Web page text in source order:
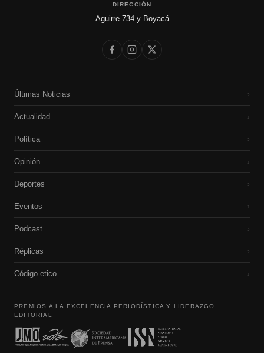
DIRECCIÓN
Aguirre 734 y Boyacá
Últimas Noticias ›
Actualidad ›
Política ›
Opinión ›
Deportes ›
Eventos ›
Podcast ›
Réplicas ›
Código etico ›
PREMIOS A LA EXCELENCIA PERIODÍSTICA Y LIDERAZGO
EDITORIAL